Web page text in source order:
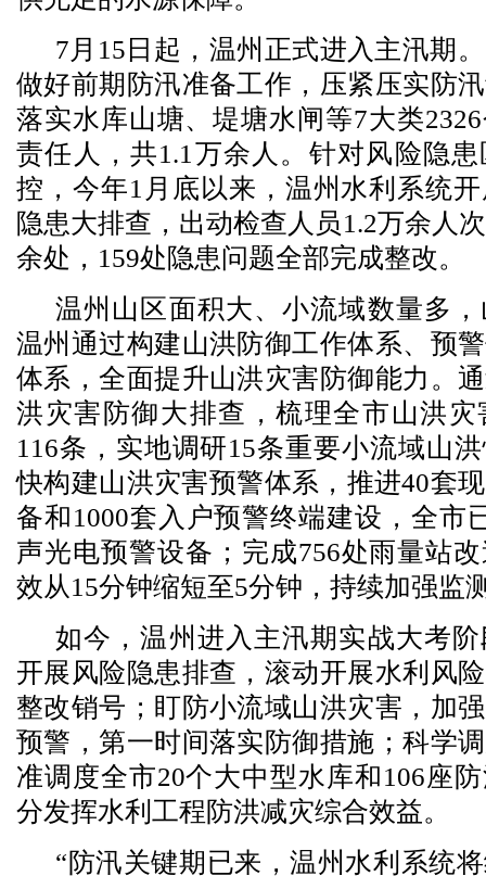
7月15日起，温州正式进入主汛期
做好前期防汛准备工作，压紧压实防
落实水库山塘、堤塘水闸等7大类
责任人，共1.1万余人。针对风险隐
控，今年1月底以来，温州水利系统
隐患大排查，出动检查人员1.2万余人
余处，159处隐患问题全部完成整改。
温州山区面积大、小流域数量多
温州通过构建山洪防御工作体系、预
体系，全面提升山洪灾害防御能力。
洪灾害防御大排查，梳理全市山洪
116条，实地调研15条重要小流域山
快构建山洪灾害预警体系，推进40套
备和1000套入户预警终端建设，全市
声光电预警设备；完成756处雨量站
效从15分钟缩短至5分钟，持续加强监
如今，温州进入主汛期实战大考
开展风险隐患排查，滚动开展水利风
整改销号；盯防小流域山洪灾害，加
预警，第一时间落实防御措施；科学
准调度全市20个大中型水库和106座
分发挥水利工程防洪减灾综合效益。
“防汛关键期已来，温州水利系统